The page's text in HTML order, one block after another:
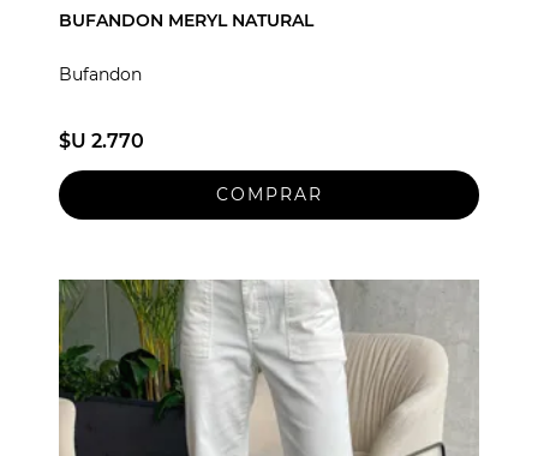
BUFANDON MERYL NATURAL
Bufandon
$U 2.770